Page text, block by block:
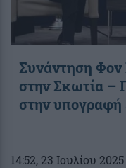
Συνάντηση
στην Σκωτία –
στην
14:52, 23 Ιουλίου 2025